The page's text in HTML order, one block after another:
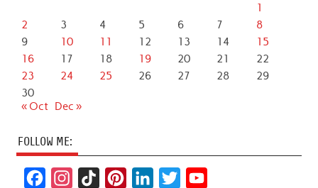
1
2
3 4 5 6 7
8
9
10 11 12 13 14
15
16
17 18 19 20 21
22
23
24 25 26 27 28
29
30
« Oct Dec »
FOLLOW ME: